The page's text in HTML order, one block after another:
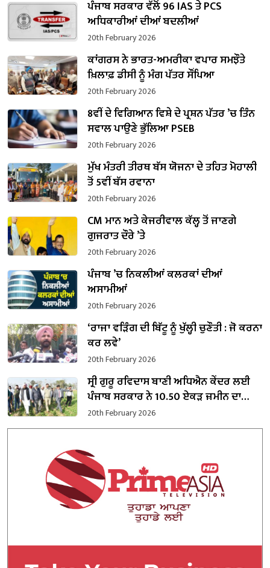
ਪੰਜਾਬ ਸਰਕਾਰ ਵੱਲੋਂ 96 IAS ਤੇ PCS
ਅਧਿਕਾਰੀਆਂ ਦੀਆਂ ਬਦਲੀਆਂ
20th February 2026
ਕਾਂਗਰਸ ਨੇ ਭਾਰਤ-ਅਮਰੀਕਾ ਵਪਾਰ ਸਮਝੌਤੇ
ਖ਼ਿਲਾਫ਼ ਡੀਸੀ ਨੂੰ ਮੰਗ ਪੱਤਰ ਸੌਂਪਿਆ
20th February 2026
8ਵੀਂ ਦੇ ਵਿਗਿਆਨ ਵਿਸ਼ੇ ਦੇ ਪ੍ਰਸ਼ਨ ਪੱਤਰ ’ਚ ਤਿੰਨ
ਸਵਾਲ ਪਾਉਣੇ ਭੁੱਲਿਆ PSEB
20th February 2026
ਮੁੱਖ ਮੰਤਰੀ ਤੀਰਥ ਬੱਸ ਯੋਜਨਾ ਦੇ ਤਹਿਤ ਮੋਹਾਲੀ
ਤੋਂ 5ਵੀਂ ਬੱਸ ਰਵਾਨਾ
20th February 2026
CM ਮਾਨ ਅਤੇ ਕੇਜਰੀਵਾਲ ਕੱਲ੍ਹ ਤੋਂ ਜਾਣਗੇ
ਗੁਜਰਾਤ ਦੌਰੇ ’ਤੇ
20th February 2026
ਪੰਜਾਬ ’ਚ ਨਿਕਲੀਆਂ ਕਲਰਕਾਂ ਦੀਆਂ
ਅਸਾਮੀਆਂ
20th February 2026
‘ਰਾਜਾ ਵੜਿੰਗ ਦੀ ਬਿੱਟੂ ਨੂੰ ਖੁੱਲ੍ਹੀ ਚੁਣੌਤੀ : ਜੋ ਕਰਨਾ
ਕਰ ਲਵੇ’
20th February 2026
ਸ੍ਰੀ ਗੁਰੂ ਰਵਿਦਾਸ ਬਾਣੀ ਅਧਿਐਨ ਕੇਂਦਰ ਲਈ
ਪੰਜਾਬ ਸਰਕਾਰ ਨੇ 10.50 ਏਕੜ ਜ਼ਮੀਨ ਦਾ
ਕਬਜ਼ਾ ਲਿਆ
20th February 2026